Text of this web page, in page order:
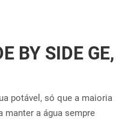
BY SIDE GE,
potável, só que a maioria
a água sempre